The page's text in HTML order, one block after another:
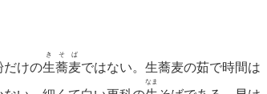
だけの生蕎麦
きそば
ではない。生蕎麦の茹で時間は
なま